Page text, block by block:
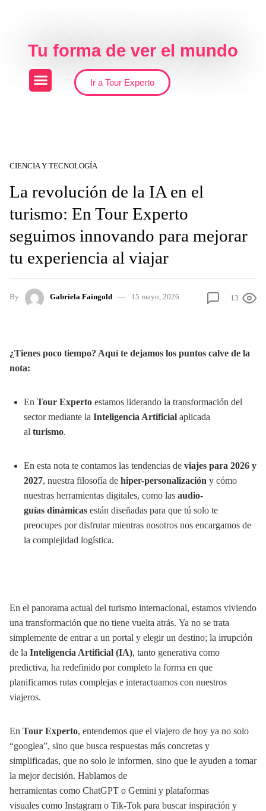
Tu forma de ver el mundo
Ir a Tour Experto
CIENCIA Y TECNOLOGÍA
La revolución de la IA en el
turismo: En Tour Experto
seguimos innovando para mejorar
tu experiencia al viajar
By Gabriela Faingold 15 mayo, 2026 13
¿Tienes poco tiempo? Aquí te dejamos los puntos calve de la
nota:
En Tour Experto estamos liderando la transformación del
sector mediante la Inteligencia Artificial aplicada
al turismo.
En esta nota te contamos las tendencias de viajes para 2026 y
2027, nuestra filosofía de hiper-personalización y cómo
nuestras herramientas digitales, como las audio-
guías dinámicas están diseñadas para que tú solo te
preocupes por disfrutar mientras nosotros nos encargamos de
la complejidad logística.
En el panorama actual del turismo internacional, estamos viviendo
una transformación que no tiene vuelta atrás. Ya no se trata
simplemente de entrar a un portal y elegir un destino; la irrupción
de la Inteligencia Artificial (IA), tanto generativa como
predictiva, ha redefinido por completo la forma en que
planificamos rutas complejas e interactuamos con nuestros
viajeros.
En Tour Experto, entendemos que el viajero de hoy ya no solo
“googlea”, sino que busca respuestas más concretas y
simplificadas, que no solo le informen, sino que le ayuden a tomar
la mejor decisión. Hablamos de
herramientas como ChatGPT o Gemini y plataformas
visuales como Instagram o Tik-Tok para buscar inspiración y